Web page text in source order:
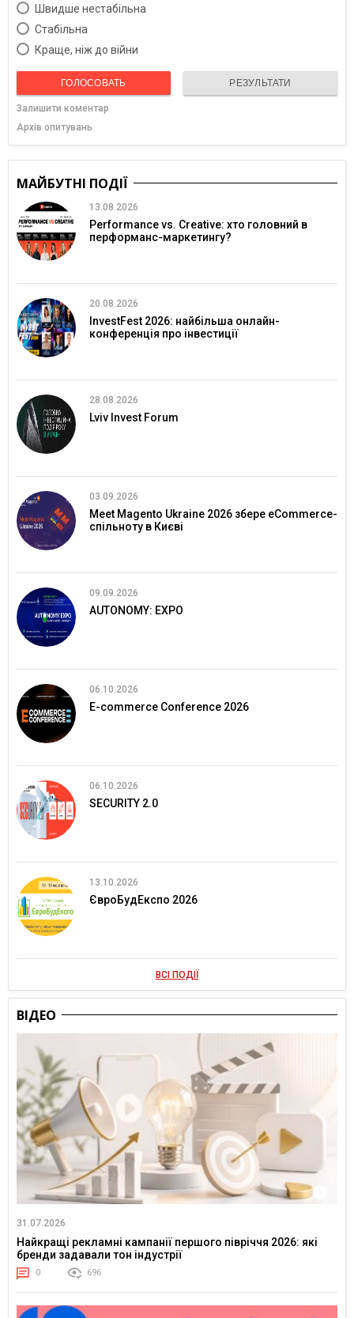
Швидше нестабільна
Cтабільна
Краще, ніж до війни
ГОЛОСОВАТЬ РЕЗУЛЬТАТИ
Залишити коментар
Архів опитувань
МАЙБУТНІ ПОДІЇ
13.08.2026
Performance vs. Creative: хто головний в
перформанс-маркетингу?
20.08.2026
InvestFest 2026: найбільша онлайн-
конференція про інвестиції
28.08.2026
Lviv Invest Forum
03.09.2026
Meet Magento Ukraine 2026 збере eCommerce-
спільноту в Києві
09.09.2026
AUTONOMY: EXPO
06.10.2026
E-commerce Conference 2026
06.10.2026
SECURITY 2.0
13.10.2026
ЄвроБудЕкспо 2026
ВСІ ПОДІЇ
ВІДЕО
31.07.2026
Найкращі рекламні кампанії першого півріччя 2026: які
бренди задавали тон індустрії
0 696